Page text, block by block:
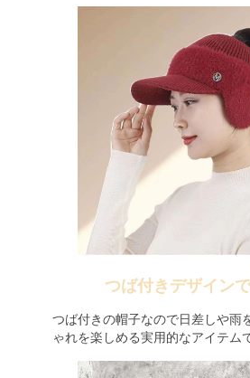
つば付きデザイン
つば付きの帽子なので日差しや雨
ゃれを楽しめる実用的なアイテム